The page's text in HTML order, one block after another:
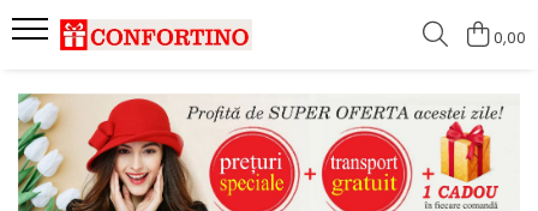
0,00